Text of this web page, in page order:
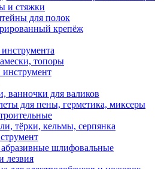
и стяжки
для полок
крепёж
топоры
ванночки для валиков
для пены, герметика, миксеры
тёрки, кельмы, серпянка
шлифовальные
лезвия